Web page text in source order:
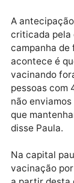
ainda não
Porém, o
manter a
último
um mês o
população
São Paulo
esteja